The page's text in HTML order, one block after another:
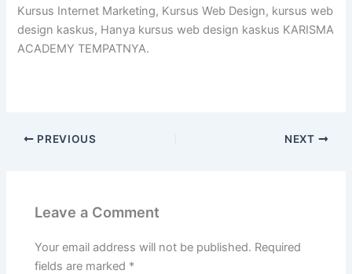
Kursus Internet Marketing, Kursus Web Design, kursus web
design kaskus, Hanya kursus web design kaskus KARISMA
ACADEMY TEMPATNYA.
PREVIOUS NEXT
Leave a Comment
Your email address will not be published. Required
fields are marked *